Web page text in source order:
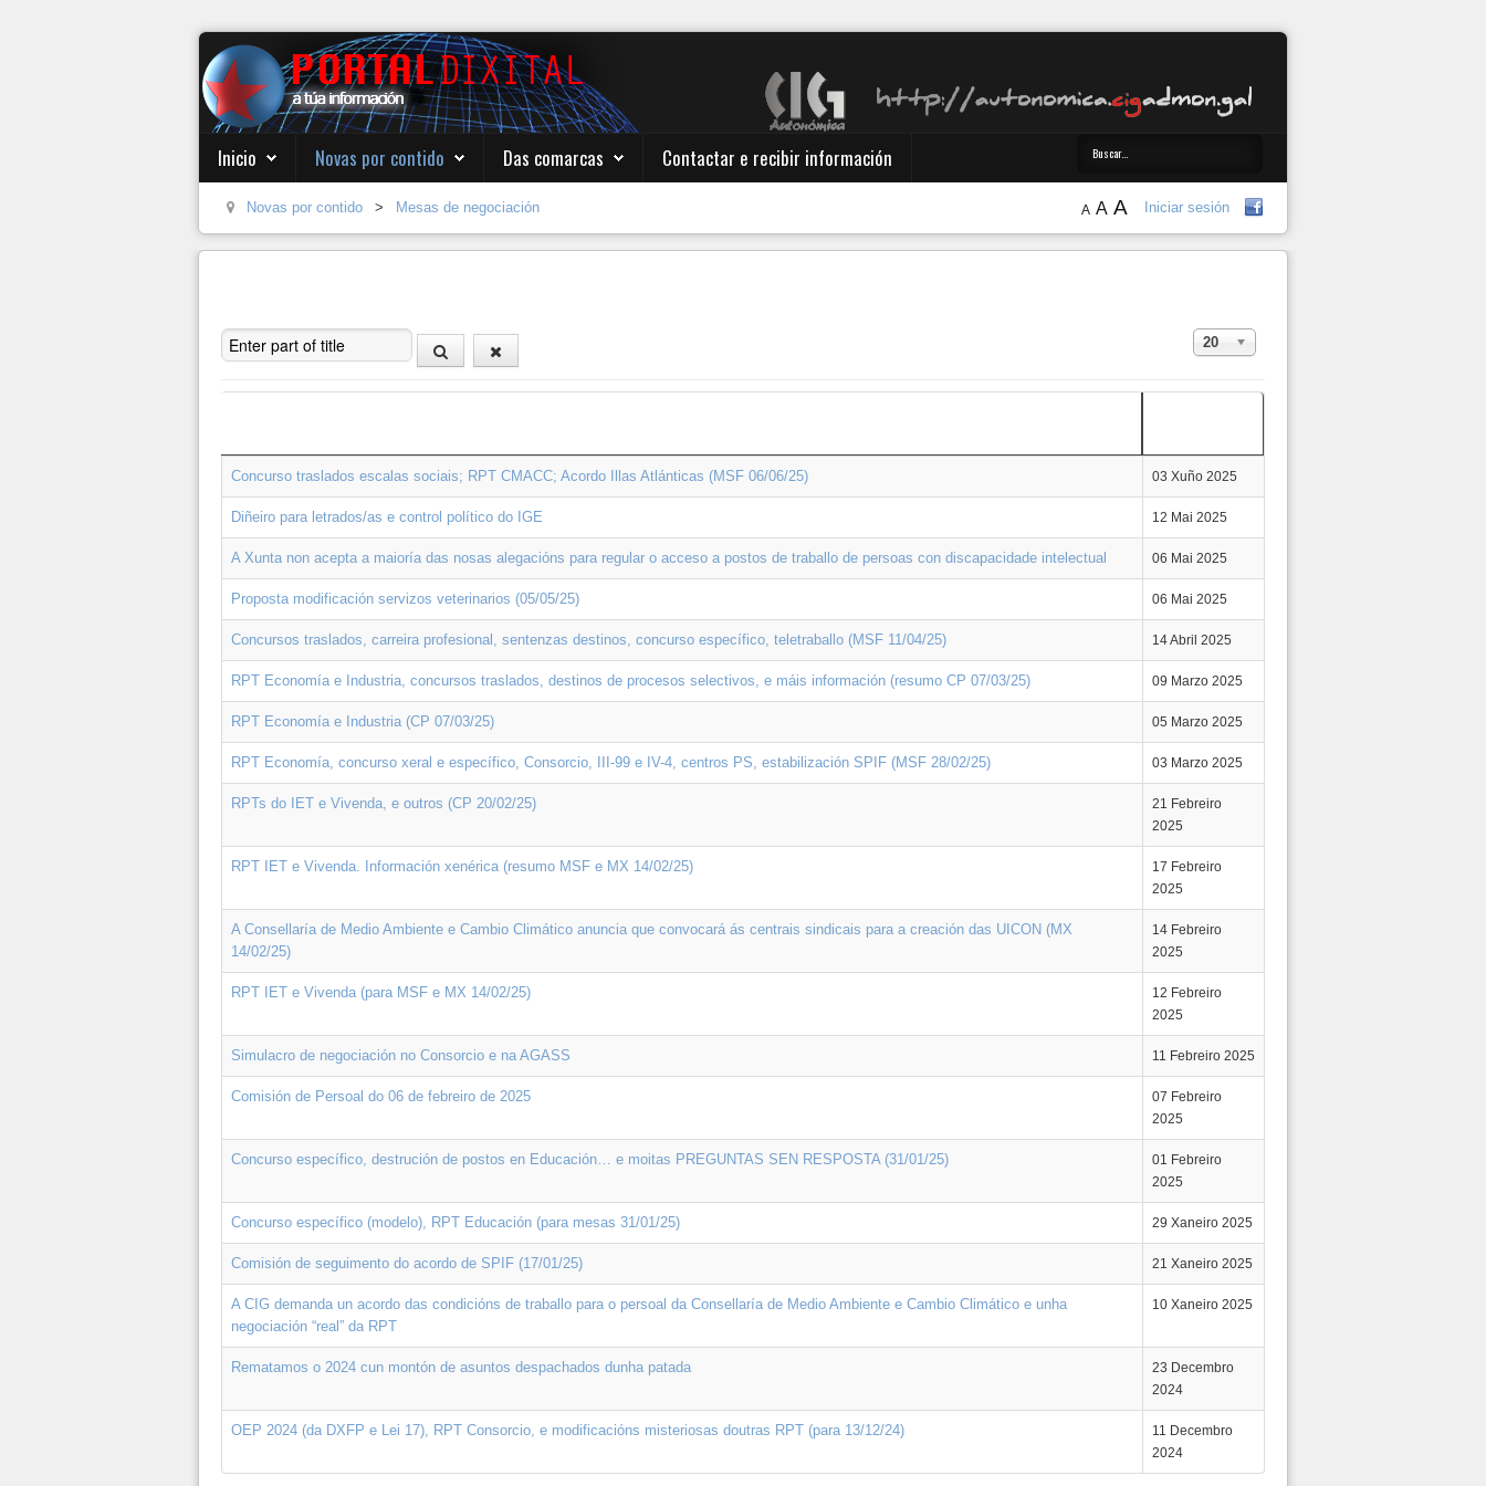
Inicio Novas por contido Das comarcas Contactar e recibir información
Novas por contido > Mesas de negociación Iniciar sesión
A A A
Enter part of title Amosar #
20
Concurso traslados escalas sociais; RPT CMACC; Acordo Illas Atlánticas (MSF 06/06/25) 03 Xuño 2025
Diñeiro para letrados/as e control político do IGE 12 Mai 2025
A Xunta non acepta a maioría das nosas alegacións para regular o acceso a postos de traballo de persoas con discapacidade intelectual 06 Mai 2025
Proposta modificación servizos veterinarios (05/05/25) 06 Mai 2025
Concursos traslados, carreira profesional, sentenzas destinos, concurso específico, teletraballo (MSF 11/04/25) 14 Abril 2025
RPT Economía e Industria, concursos traslados, destinos de procesos selectivos, e máis información (resumo CP 07/03/25) 09 Marzo 2025
RPT Economía e Industria (CP 07/03/25) 05 Marzo 2025
RPT Economía, concurso xeral e específico, Consorcio, III-99 e IV-4, centros PS, estabilización SPIF (MSF 28/02/25) 03 Marzo 2025
RPTs do IET e Vivenda, e outros (CP 20/02/25)
21 Febreiro
2025
RPT IET e Vivenda. Información xenérica (resumo MSF e MX 14/02/25)
17 Febreiro
2025
A Consellaría de Medio Ambiente e Cambio Climático anuncia que convocará ás centrais sindicais para a creación das UICON (MX
14/02/25)
14 Febreiro
2025
RPT IET e Vivenda (para MSF e MX 14/02/25)
12 Febreiro
2025
Simulacro de negociación no Consorcio e na AGASS 11 Febreiro 2025
Comisión de Persoal do 06 de febreiro de 2025
07 Febreiro
2025
Concurso específico, destrución de postos en Educación… e moitas PREGUNTAS SEN RESPOSTA (31/01/25)
01 Febreiro
2025
Concurso específico (modelo), RPT Educación (para mesas 31/01/25) 29 Xaneiro 2025
Comisión de seguimento do acordo de SPIF (17/01/25) 21 Xaneiro 2025
A CIG demanda un acordo das condicións de traballo para o persoal da Consellaría de Medio Ambiente e Cambio Climático e unha
negociación “real” da RPT
10 Xaneiro 2025
Rematamos o 2024 cun montón de asuntos despachados dunha patada
23 Decembro
2024
OEP 2024 (da DXFP e Lei 17), RPT Consorcio, e modificacións misteriosas doutras RPT (para 13/12/24)
11 Decembro
2024